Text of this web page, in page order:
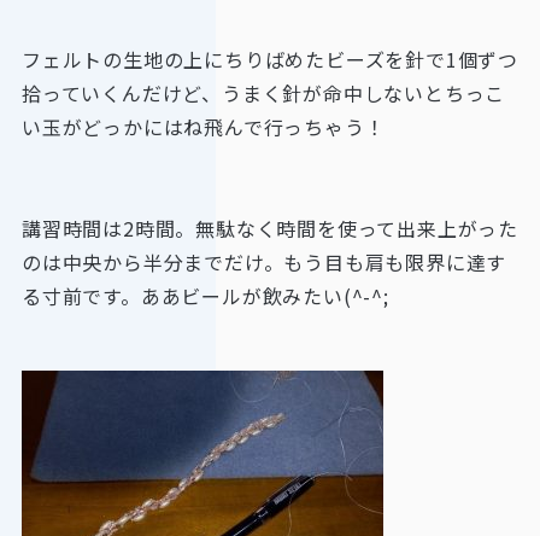
フェルトの生地の上にちりばめたビーズを針で1個ずつ
拾っていくんだけど、うまく針が命中しないとちっこ
い玉がどっかにはね飛んで行っちゃう！
講習時間は2時間。無駄なく時間を使って出来上がった
のは中央から半分までだけ。もう目も肩も限界に達す
る寸前です。ああビールが飲みたい(^-^;